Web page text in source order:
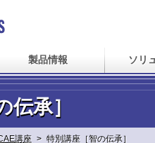
製品情報 ソリ
伝承］
講座 > 特別講座［智の伝承］